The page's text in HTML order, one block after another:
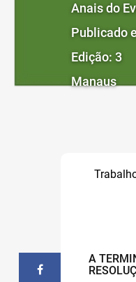
Anais do
Publicado
Edição: 3
Manaus
A